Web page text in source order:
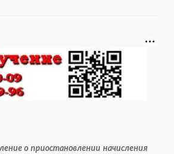
о приостановлении начисления